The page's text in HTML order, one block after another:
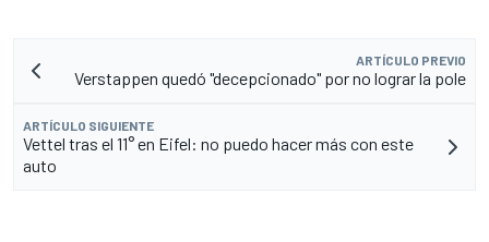
ARTÍCULO PREVIO
Verstappen quedó "decepcionado" por no lograr la pole
ARTÍCULO SIGUIENTE
Vettel tras el 11° en Eifel: no puedo hacer más con este
auto